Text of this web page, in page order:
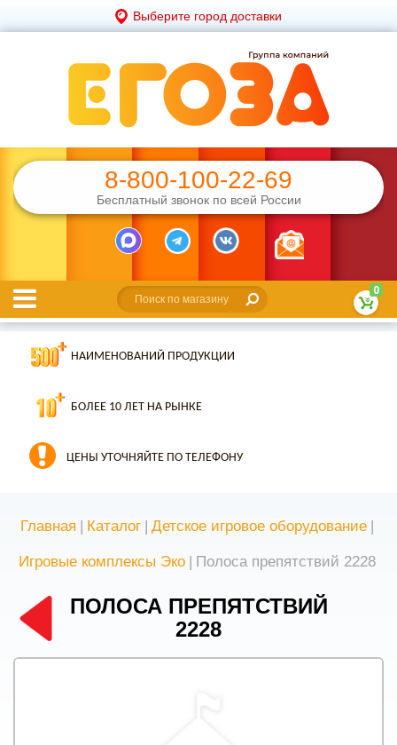
Выберите город доставки
8-800-100-22-69
Бесплатный звонок по всей России
0
НАИМЕНОВАНИЙ ПРОДУКЦИИ
БОЛЕЕ 10 ЛЕТ НА РЫНКЕ
ЦЕНЫ УТОЧНЯЙТЕ ПО ТЕЛЕФОНУ
Главная | Каталог | Детское игровое оборудование |
Игровые комплексы Эко | Полоса препятствий 2228
ПОЛОСА ПРЕПЯТСТВИЙ
2228